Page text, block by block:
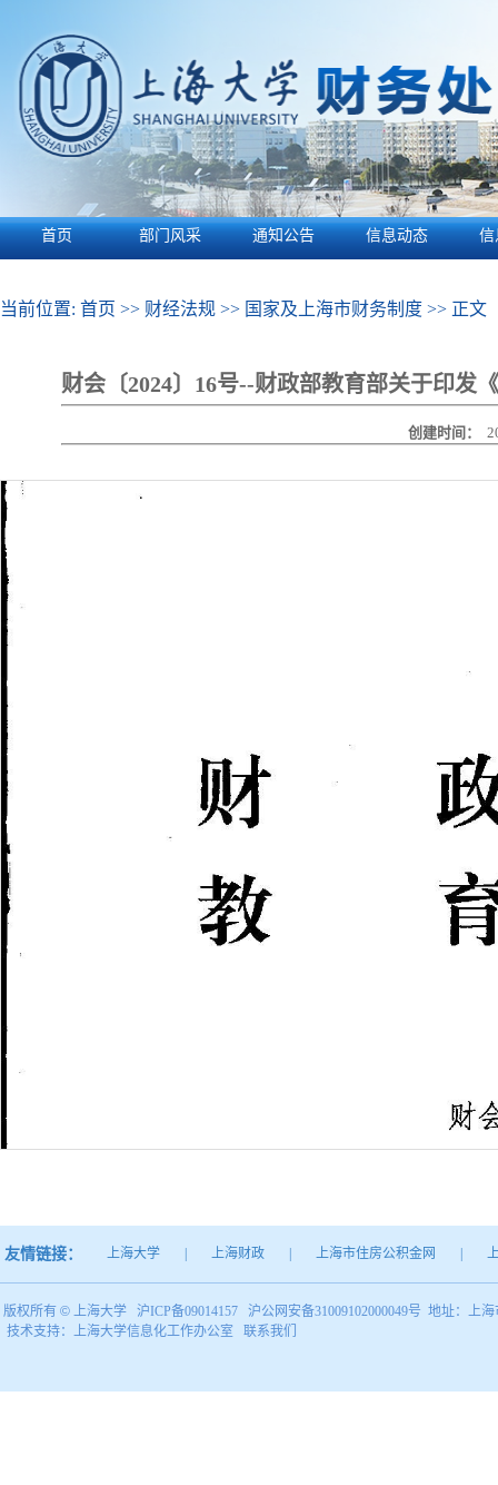
首页 部门风采 通知公告 信息动态 信
当前位置: 首页 >> 财经法规 >> 国家及上海市财务制度 >> 正文
财会〔2024〕16号--财政部教育部关于印发
创建时间：
友情链接： 上海大学 上海财政 上海市住房公积金网
版权所有 © 上海大学 沪ICP备09014157 沪公网安备31009102000049号 地址：上
技术支持： 上海大学信息化工作办公室 联系我们